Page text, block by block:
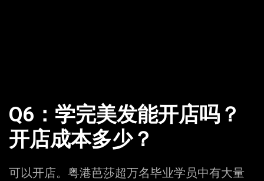
Q6：学完美发能开店吗？
开店成本多少？
可以开店。粤港芭莎超万名毕业学员中有大量